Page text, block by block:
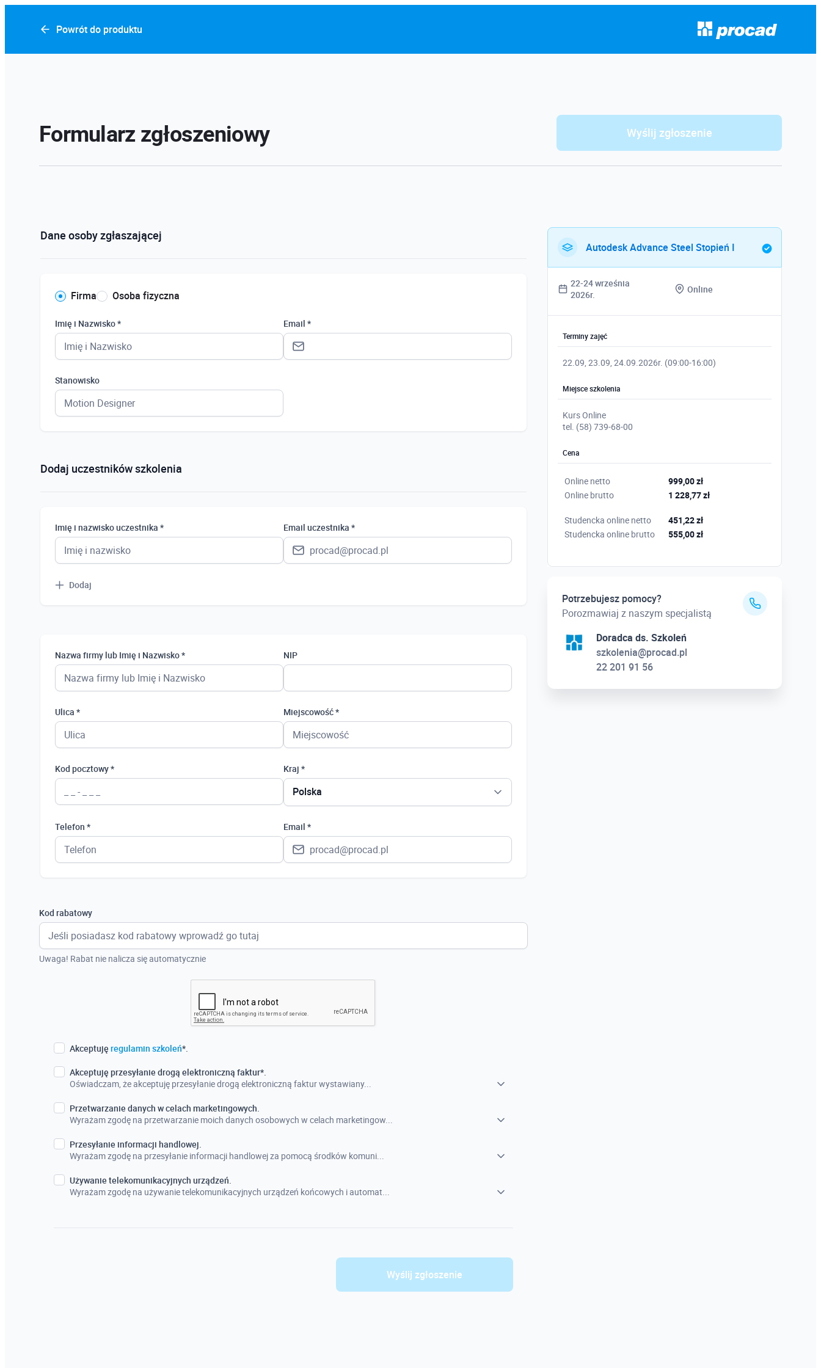
Powrót do produktu
Formularz zgłoszeniowy Wyślij zgłoszenie
Dane osoby zgłaszającej
Firma Osoba fizyczna
Imię i Nazwisko * Email *
Stanowisko
Dodaj uczestników szkolenia
Imię i nazwisko uczestnika * Email uczestnika *
Dodaj
Nazwa firmy lub Imię i Nazwisko * NIP
Ulica * Miejscowość *
Kod pocztowy * Kraj *
Polska
Telefon * Email *
Kod rabatowy
Uwaga! Rabat nie nalicza się automatycznie
Akceptuję regulamin szkoleń*.
Akceptuję przesyłanie drogą elektroniczną faktur*.
Oświadczam, że akceptuję przesyłanie drogą elektroniczną faktur wystawiany...
Przetwarzanie danych w celach marketingowych.
Wyrażam zgodę na przetwarzanie moich danych osobowych w celach marketingow...
Przesyłanie informacji handlowej.
Wyrażam zgodę na przesyłanie informacji handlowej za pomocą środków komuni...
Używanie telekomunikacyjnych urządzeń.
Wyrażam zgodę na używanie telekomunikacyjnych urządzeń końcowych i automat...
Wyślij zgłoszenie
Autodesk Advance Steel Stopień I
22-24 września
2026r.
Online
Terminy zajęć
22.09, 23.09, 24.09.2026r. (09:00-16:00)
Miejsce szkolenia
Kurs Online
tel. (58) 739-68-00
Cena
Online netto
999,00 zł
Online brutto
1 228,77 zł
Studencka online netto
451,22 zł
Studencka online brutto
555,00 zł
Potrzebujesz pomocy?
Porozmawiaj z naszym specjalistą
Doradca ds. Szkoleń
szkolenia@procad.pl
22 201 91 56
Polska
Ukraina
Szwecja